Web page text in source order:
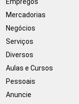
Mercadorias
Negócios
Serviços
Diversos
Aulas e Cursos
Pessoais
Anuncie